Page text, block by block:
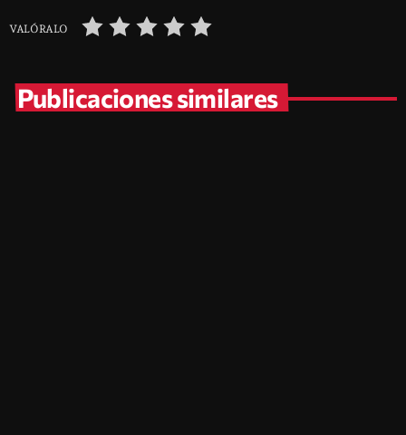
VALÓRALO
Publicaciones similares